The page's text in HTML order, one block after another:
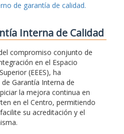
de garantía de calidad.
Interna de Calidad
compromiso conjunto de
en el Espacio
(EEES), ha
Garantía Interna de
la mejora continua en
en el Centro, permitiendo
su acreditación y el